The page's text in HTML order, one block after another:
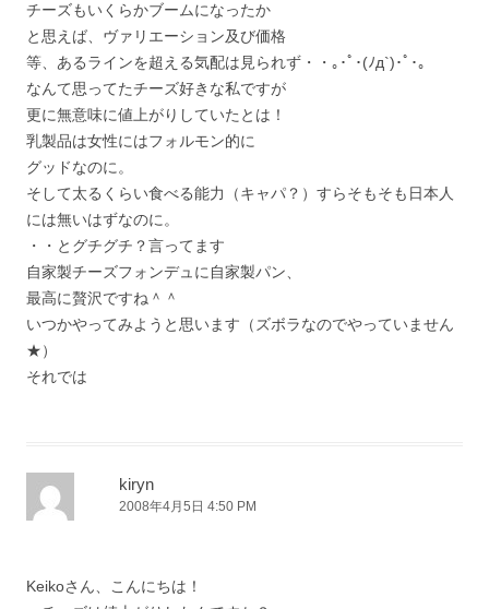
チーズもいくらかブームになったか
と思えば、ヴァリエーション及び価格
等、あるラインを超える気配は見られず・・｡･ﾟ･(ﾉд`)･ﾟ･｡
なんて思ってたチーズ好きな私ですが
更に無意味に値上がりしていたとは！
乳製品は女性にはフォルモン的に
グッドなのに。
そして太るくらい食べる能力（キャパ？）すらそもそも日本人
には無いはずなのに。
・・とグチグチ？言ってます
自家製チーズフォンデュに自家製パン、
最高に贅沢ですね＾＾
いつかやってみようと思います（ズボラなのでやっていません
★）
それでは
kiryn
2008年4月5日 4:50 PM
Keikoさん、こんにちは！